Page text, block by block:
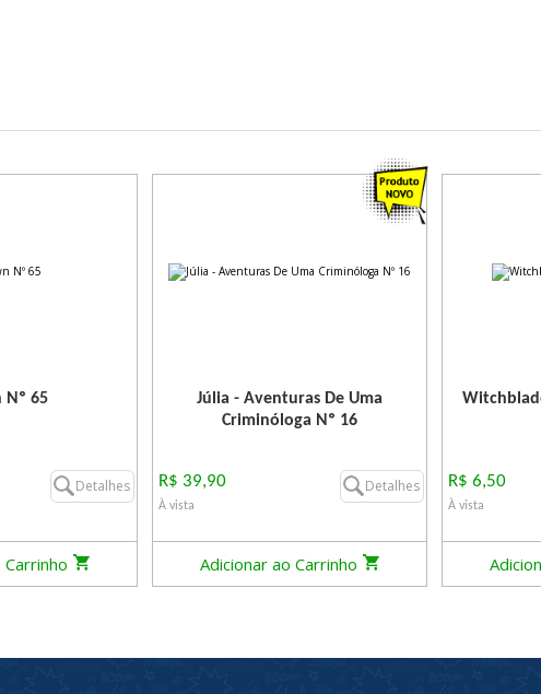
Nº 65
Detalhes
Júlia - Aventuras De Uma
Criminóloga Nº 16
R$ 39,90
À vista
Detalhes
Adicionar ao Carrinho
R$ 6,50
À vista